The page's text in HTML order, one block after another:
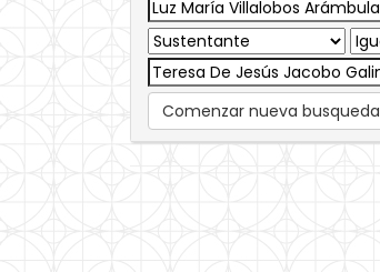
Comenzar nueva busqueda